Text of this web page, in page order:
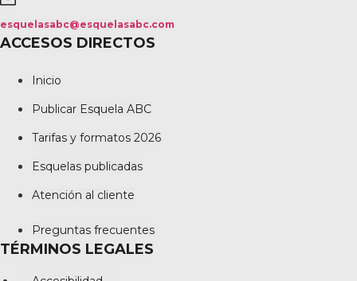
esquelasabc@esquelasabc.com
ACCESOS DIRECTOS
Inicio
Publicar Esquela ABC
Tarifas y formatos 2026
Esquelas publicadas
Atención al cliente
Preguntas frecuentes
TÉRMINOS LEGALES